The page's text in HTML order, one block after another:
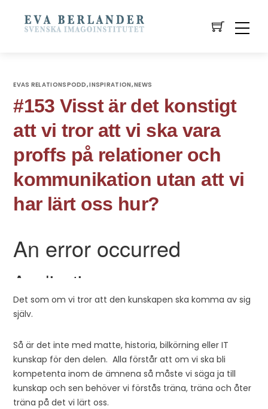
EVAS RELATIONSPODD,INSPIRATION,NEWS
#153 Visst är det konstigt
att vi tror att vi ska vara
proffs på relationer och
kommunikation utan att vi
har lärt oss hur?
Det som om vi tror att den kunskapen ska komma av sig
själv.
Så är det inte med matte, historia, bilkörning eller IT
kunskap för den delen. Alla förstår att om vi ska bli
kompetenta inom de ämnena så måste vi säga ja till
kunskap och sen behöver vi förstås träna, träna och åter
träna på det vi lärt oss.